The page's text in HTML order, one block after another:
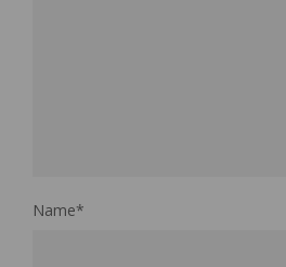
Name*